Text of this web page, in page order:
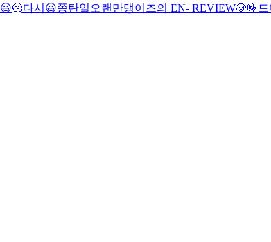
😃🫠다시 😃쫑탄일 오랜만댕이즈의 EN- REVIEW🐶🤟